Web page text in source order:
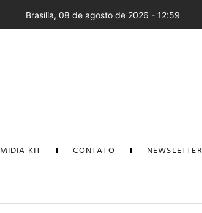
Brasília, 08 de agosto de 2026 - 12:59
MIDIA KIT CONTATO NEWSLETTER